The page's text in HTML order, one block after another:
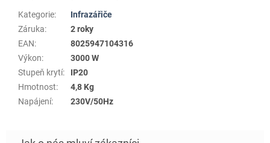
Kategorie:
Infrazářiče
Záruka:
2 roky
EAN:
8025947104316
Výkon:
3000 W
Stupeň krytí:
IP20
Hmotnost:
4,8 Kg
Napájení: 230V/50Hz